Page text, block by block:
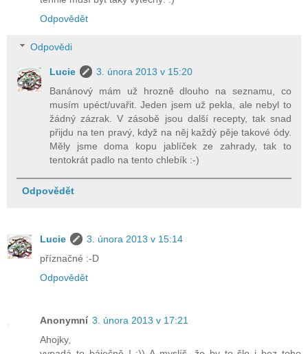
Odpovědět
Odpovědi
Lucie
3. února 2013 v 15:20
Banánový mám už hrozně dlouho na seznamu, co
musím upéct/uvařit. Jeden jsem už pekla, ale nebyl to
žádný zázrak. V zásobě jsou další recepty, tak snad
přijdu na ten pravý, když na něj každý pěje takové ódy.
Měly jsme doma kopu jablíček ze zahrady, tak to
tentokrát padlo na tento chlebík :-)
Odpovědět
Lucie
3. února 2013 v 15:14
příznačné :-D
Odpovědět
Anonymní 3. února 2013 v 17:21
Ahojky,